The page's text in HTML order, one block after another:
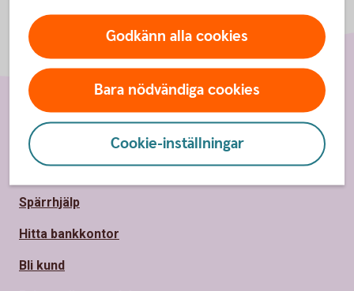
Godkänn alla cookies
Bara nödvändiga cookies
Cookie-inställningar
Sidfot
Hitta snabbt
Kundservice
Spärrhjälp
Hitta bankkontor
Bli kund